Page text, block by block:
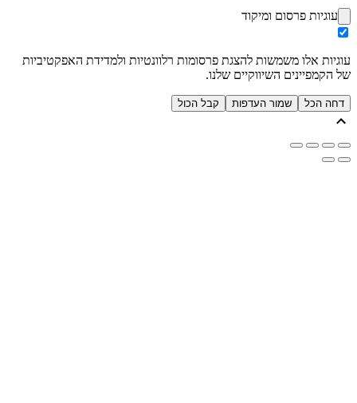
עוגיות פרסום ומיקוד
עוגיות אלו משמשות להצגת פרסומות רלוונטיות ולמדידת האפקטיביות
של הקמפיינים השיווקיים שלנו.
דחה הכל שמור העדפות קבל הכול